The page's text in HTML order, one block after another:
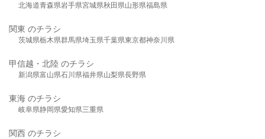
北海道青森県岩手県宮城県秋田県山形県福島県
関東 のチラシ
茨城県栃木県群馬県埼玉県千葉県東京都神奈川県
甲信越・北陸 のチラシ
新潟県富山県石川県福井県山梨県長野県
東海 のチラシ
岐阜県静岡県愛知県三重県
関西 のチラシ